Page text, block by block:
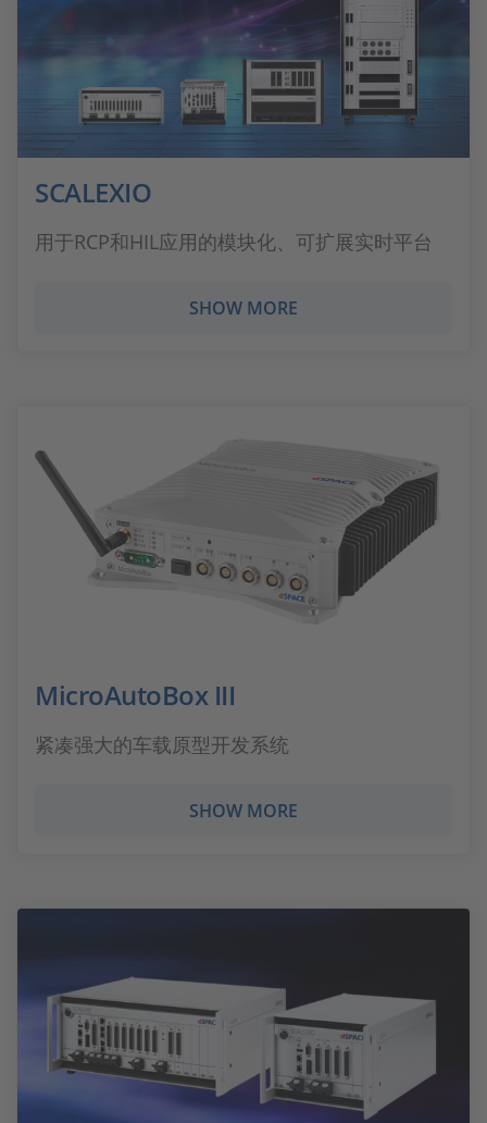
SCALEXIO
用于RCP和HIL应用的模块化、可扩展实时平台
SHOW MORE
MicroAutoBox III
紧凑强大的车载原型开发系统
SHOW MORE